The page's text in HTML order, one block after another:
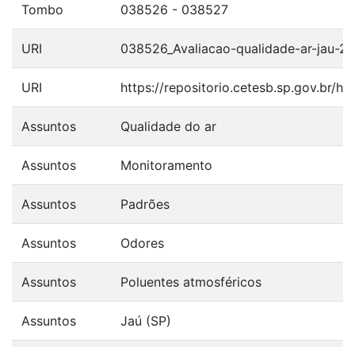
Tombo 038526 - 038527
URI 038526_Avaliacao-qualidade-ar-jau-
URI https://repositorio.cetesb.sp.gov.br/
Assuntos Qualidade do ar
Assuntos Monitoramento
Assuntos Padrões
Assuntos Odores
Assuntos Poluentes atmosféricos
Assuntos Jaú (SP)